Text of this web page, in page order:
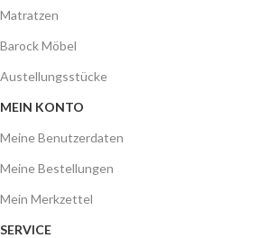
Matratzen
Barock Möbel
Austellungsstücke
MEIN KONTO
Meine Benutzerdaten
Meine Bestellungen
Mein Merkzettel
SERVICE